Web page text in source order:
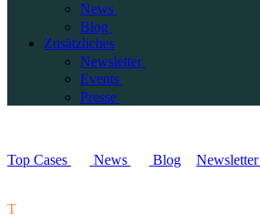
News
Blog
Zusätzliches
Newsletter
Events
Presse
Top Cases News Blog Newsletter
T